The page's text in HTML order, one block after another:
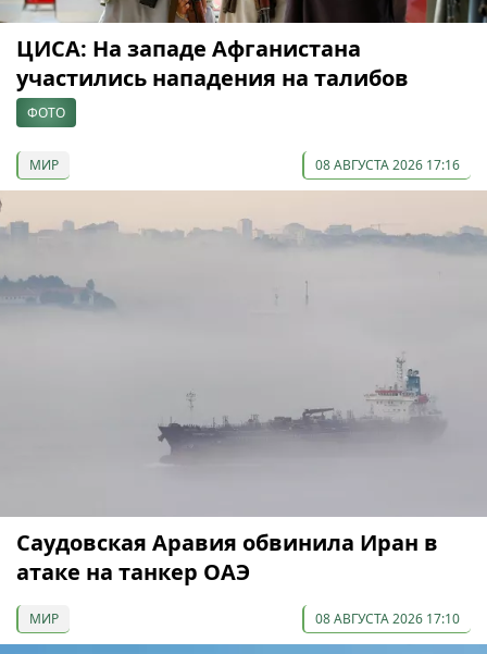
ЦИСА: На западе Афганистана
участились нападения на талибов
ФОТО
МИР 08 АВГУСТА 2026 17:16
Саудовская Аравия обвинила Иран в
атаке на танкер ОАЭ
МИР 08 АВГУСТА 2026 17:10